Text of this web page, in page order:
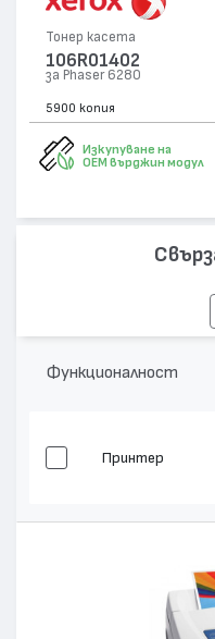
Тонер касета
106R01402
за Phaser 6280
5900 копия
Изкупуване на
OEM върджин модул
Функционалност
Принтер